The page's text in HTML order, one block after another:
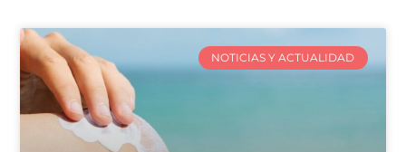
NOTICIAS Y ACTUALIDAD